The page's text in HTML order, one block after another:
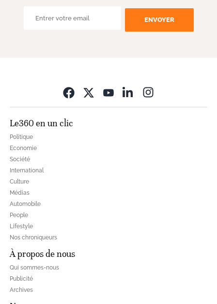
ENVOYER
Le360 en un clic
Politique
Economie
Société
International
Culture
Médias
Automobile
People
Lifestyle
Nos chroniqueurs
À propos de nous
Qui sommes-nous
Publicité
Archives